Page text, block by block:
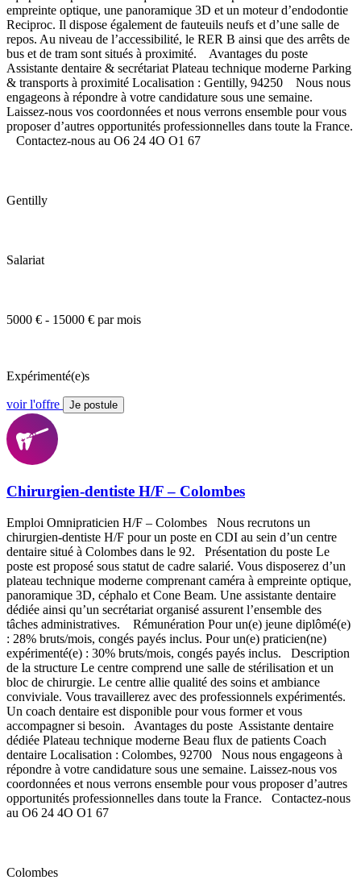
empreinte optique, une panoramique 3D et un moteur d’endodontie
Reciproc. Il dispose également de fauteuils neufs et d’une salle de
repos. Au niveau de l’accessibilité, le RER B ainsi que des arrêts de
bus et de tram sont situés à proximité. Avantages du poste
Assistante dentaire & secrétariat Plateau technique moderne Parking
& transports à proximité Localisation : Gentilly, 94250 Nous nous
engageons à répondre à votre candidature sous une semaine.
Laissez-nous vos coordonnées et nous verrons ensemble pour vous
proposer d’autres opportunités professionnelles dans toute la France.
Contactez-nous au O6 24 4O O1 67
Gentilly
Salariat
5000 € - 15000 € par mois
Expérimenté(e)s
voir l'offre Je postule
Chirurgien-dentiste H/F – Colombes
Emploi Omnipraticien H/F – Colombes Nous recrutons un
chirurgien-dentiste H/F pour un poste en CDI au sein d’un centre
dentaire situé à Colombes dans le 92. Présentation du poste Le
poste est proposé sous statut de cadre salarié. Vous disposerez d’un
plateau technique moderne comprenant caméra à empreinte optique,
panoramique 3D, céphalo et Cone Beam. Une assistante dentaire
dédiée ainsi qu’un secrétariat organisé assurent l’ensemble des
tâches administratives. Rémunération Pour un(e) jeune diplômé(e)
: 28% bruts/mois, congés payés inclus. Pour un(e) praticien(ne)
expérimenté(e) : 30% bruts/mois, congés payés inclus. Description
de la structure Le centre comprend une salle de stérilisation et un
bloc de chirurgie. Le centre allie qualité des soins et ambiance
conviviale. Vous travaillerez avec des professionnels expérimentés.
Un coach dentaire est disponible pour vous former et vous
accompagner si besoin. Avantages du poste Assistante dentaire
dédiée Plateau technique moderne Beau flux de patients Coach
dentaire Localisation : Colombes, 92700 Nous nous engageons à
répondre à votre candidature sous une semaine. Laissez-nous vos
coordonnées et nous verrons ensemble pour vous proposer d’autres
opportunités professionnelles dans toute la France. Contactez-nous
au O6 24 4O O1 67
Colombes